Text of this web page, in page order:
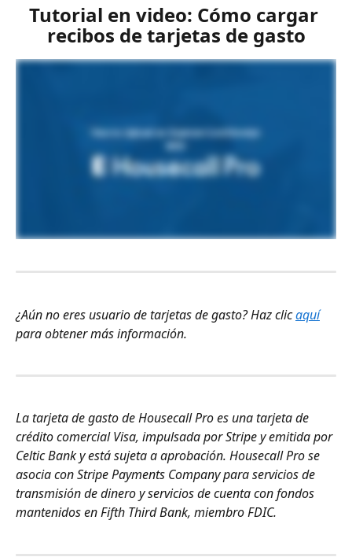
Tutorial en video: Cómo cargar
recibos de tarjetas de gasto
¿Aún no eres usuario de tarjetas de gasto? Haz clic aquí
para obtener más información.
La tarjeta de gasto de Housecall Pro es una tarjeta de
crédito comercial Visa, impulsada por Stripe y emitida por
Celtic Bank y está sujeta a aprobación. Housecall Pro se
asocia con Stripe Payments Company para servicios de
transmisión de dinero y servicios de cuenta con fondos
mantenidos en Fifth Third Bank, miembro FDIC.